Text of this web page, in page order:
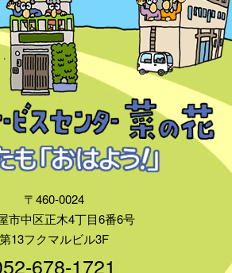
〒460-0024
市中区正木4丁目6番6号
第13フクマルビル3F
678-1721